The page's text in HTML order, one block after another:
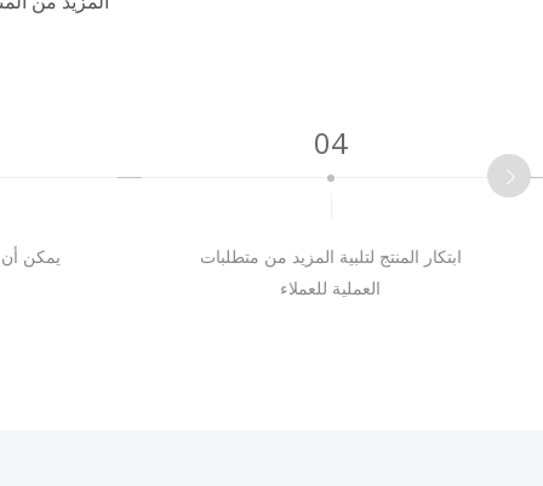
يمكن
04
ابتكار المنتج لتلبية المزيد من متطلبات
العملية للعملاء